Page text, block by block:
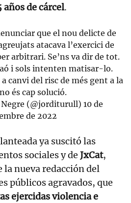
años de cárcel.
que el nou delicte de
atacava l’exercici de
arbitrari. Se’ns va dir de tot.
i sols intenten matisar-lo.
canvi del risc de més gent a la
és cap solució.
(@jorditurull) 10 de
de 2022
ya suscitó las
sociales y de JxCat,
la nueva redacción del
públicos agravados, que
ejercidas violencia e